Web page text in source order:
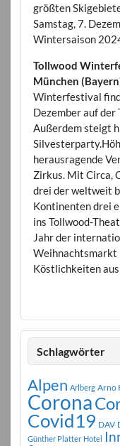
größten
Samstag, 7.
Wintersaison
Tollwood
München
Winterfestival
Dezember auf
Außerdem steigt
herausragende
Zirkus. Mit Circa,
drei der weltweit
Kontinenten drei
ins Tollwood-
Jahr der
Weihnachtsmarkt
Köstlichkeiten
Schlagwörter
Alpen Arlberg Arno
Corona
Covid19 DAV
Günther Platter Hotel